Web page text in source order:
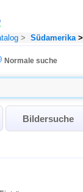
> Südamerika>
Normale suche